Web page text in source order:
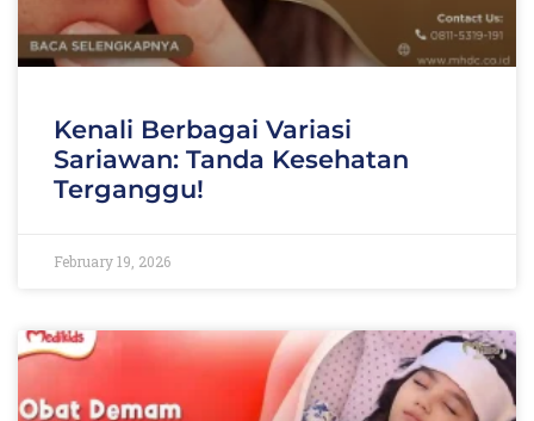
Kenali Berbagai Variasi
Sariawan: Tanda Kesehatan
Terganggu!
February 19, 2026